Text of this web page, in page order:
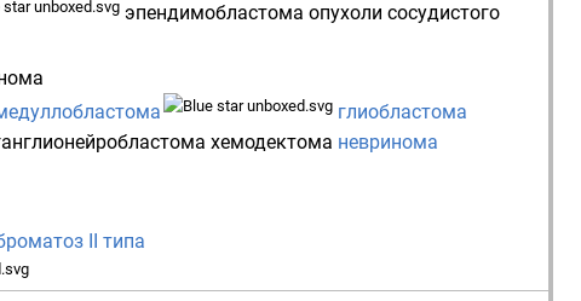
эпендимобластома опухоли сосудистого
глиобластома
хемодектома невринома
II типа